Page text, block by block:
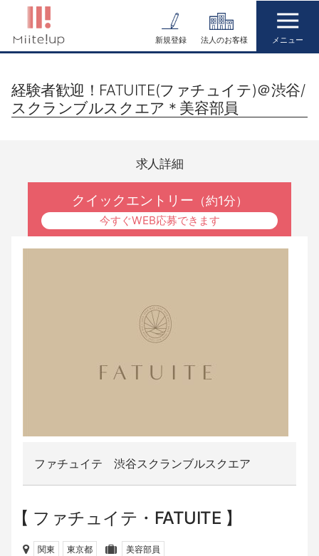
テ
新規登録 法人のお客様
経験者歓迎！FATUITE(ファチュイテ)＠渋谷/
スクランブルスクエア＊美容部員
求人詳細
クイックエントリー （約1分）
今すぐWEB応募できます
ファチュイテ 渋谷スクランブルスクエア
ファチュイテ・FATUITE
関東 東京都 美容部員